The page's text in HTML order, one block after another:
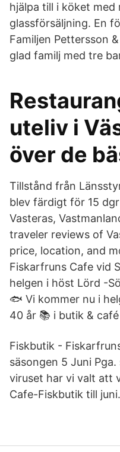
hjälpa till i köket med
glassförsäljning. En
Familjen Pettersson
glad familj med tre
uteliv i
över de
Tillstånd från
blev färdigt för 15
Vasteras,
traveler reviews of
price, location, and
Fiskarfruns Cafe vid
helgen i höst Lörd -
🐟 Vi kommer nu i
40 år 📚 i butik & café
Fiskbutik -
säsongen 5 Juni
viruset har vi valt att
Cafe-Fiskbutik till juni.